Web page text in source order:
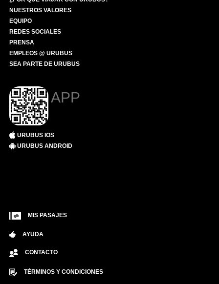
NUESTROS VALORES
EQUIPO
REDES SOCIALES
PRENSA
EMPLEOS @ URUBUS
SEA PARTE DE URUBUS
APP
URUBUS IOS
URUBUS ANDROID
MIS PASAJES
AYUDA
CONTACTO
TÉRMINOS Y CONDICIONES